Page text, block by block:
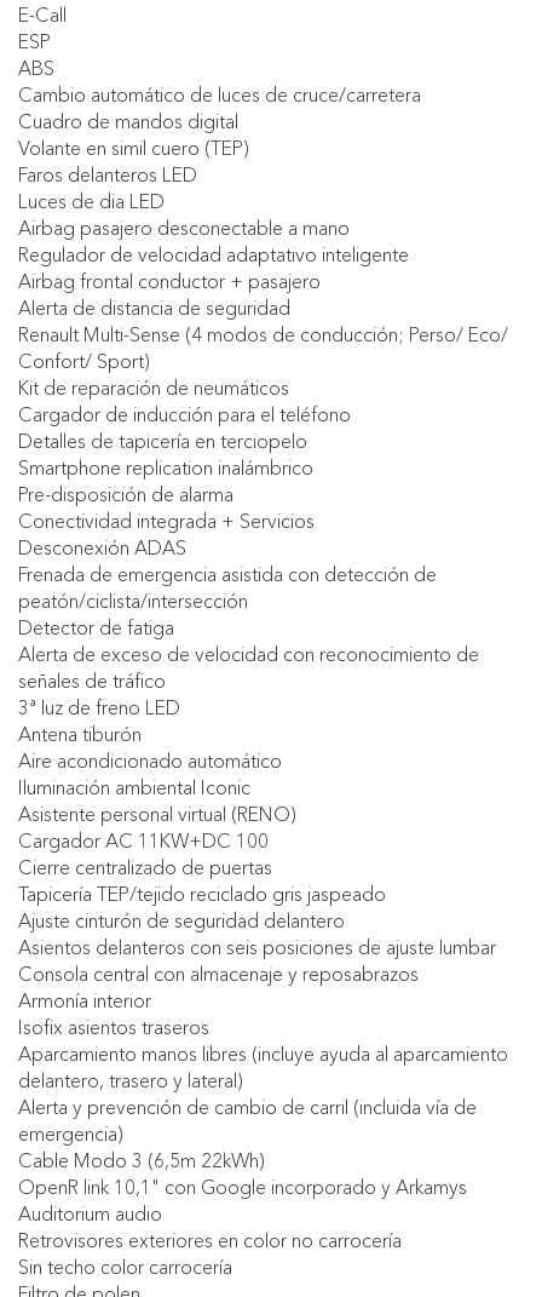
E-Call
ESP
ABS
Cambio automático de luces de cruce/carretera
Cuadro de mandos digital
Volante en simil cuero (TEP)
Faros delanteros LED
Luces de dia LED
Airbag pasajero desconectable a mano
Regulador de velocidad adaptativo inteligente
Airbag frontal conductor + pasajero
Alerta de distancia de seguridad
Renault Multi-Sense (4 modos de conducción; Perso/ Eco/
Confort/ Sport)
Kit de reparación de neumáticos
Cargador de inducción para el teléfono
Detalles de tapicería en terciopelo
Smartphone replication inalámbrico
Pre-disposición de alarma
Conectividad integrada + Servicios
Desconexión ADAS
Frenada de emergencia asistida con detección de
peatón/ciclista/intersección
Detector de fatiga
Alerta de exceso de velocidad con reconocimiento de
señales de tráfico
3ª luz de freno LED
Antena tiburón
Aire acondicionado automático
Iluminación ambiental Iconic
Asistente personal virtual (RENO)
Cargador AC 11KW+DC 100
Cierre centralizado de puertas
Tapicería TEP/tejido reciclado gris jaspeado
Ajuste cinturón de seguridad delantero
Asientos delanteros con seis posiciones de ajuste lumbar
Consola central con almacenaje y reposabrazos
Armonía interior
Isofix asientos traseros
Aparcamiento manos libres (incluye ayuda al aparcamiento
delantero, trasero y lateral)
Alerta y prevención de cambio de carril (incluida vía de
emergencia)
Cable Modo 3 (6,5m 22kWh)
OpenR link 10,1" con Google incorporado y Arkamys
Auditorium audio
Retrovisores exteriores en color no carrocería
Sin techo color carrocería